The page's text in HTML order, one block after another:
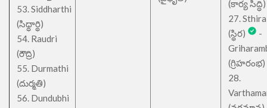
53. Siddharthi
(సిధ్ధార్థి)
54. Raudri
(రౌద్రి)
55. Durmathi
(దుర్మతి)
56. Dundubhi
(కార్య సిద్ధి)
27. Sthira
(స్థిర)
-
(గ్రిహరంభ)
28.